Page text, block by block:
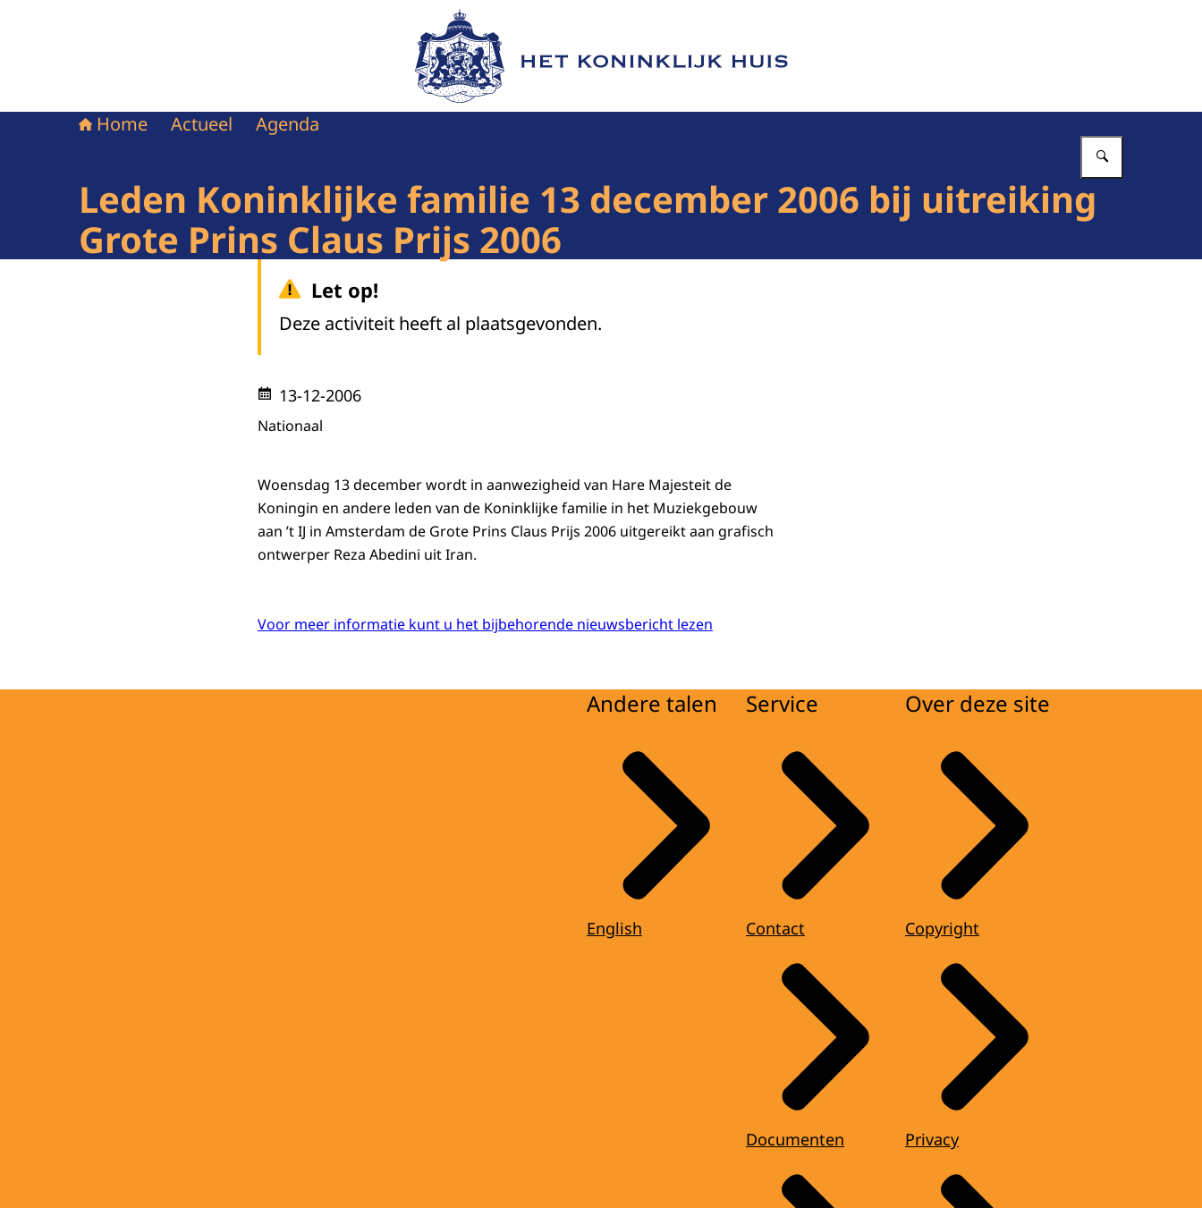
Naar de homepage van Het Koninklijk Huis
Home Actueel Agenda
Leden Koninklijke familie 13 december 2006 bij uitreiking
Grote Prins Claus Prijs 2006
Let op!
Deze activiteit heeft al plaatsgevonden.
13-12-2006
Nationaal
Woensdag 13 december wordt in aanwezigheid van Hare Majesteit de
Koningin en andere leden van de Koninklijke familie in het Muziekgebouw
aan ’t IJ in Amsterdam de Grote Prins Claus Prijs 2006 uitgereikt aan grafisch
ontwerper Reza Abedini uit Iran.
Voor meer informatie kunt u het bijbehorende nieuwsbericht lezen
Andere talen
English
Service
Contact
Documenten
Over deze site
Copyright
Privacy